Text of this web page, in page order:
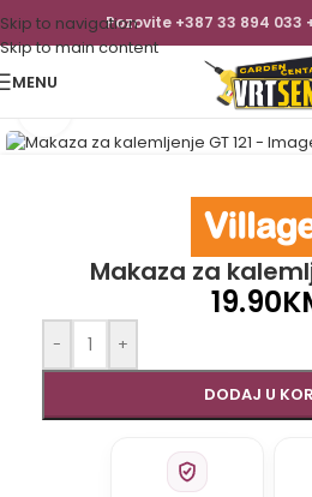
Skip to navigation
Skip to main content
Pozovite +387 33 894 033
MENU
Makaza za
19.90
- +
DODAJ U